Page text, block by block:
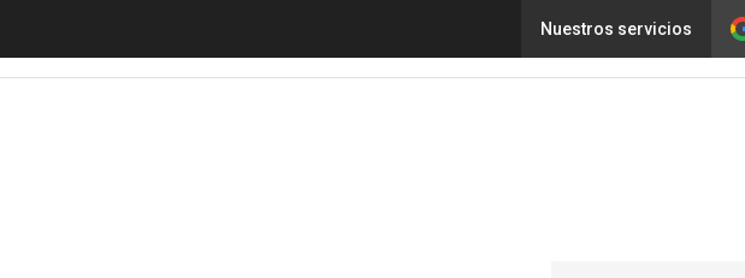
Nuestros servicios
las Pymes: En Colombia reciben más de 30 millones de intentos de ataques